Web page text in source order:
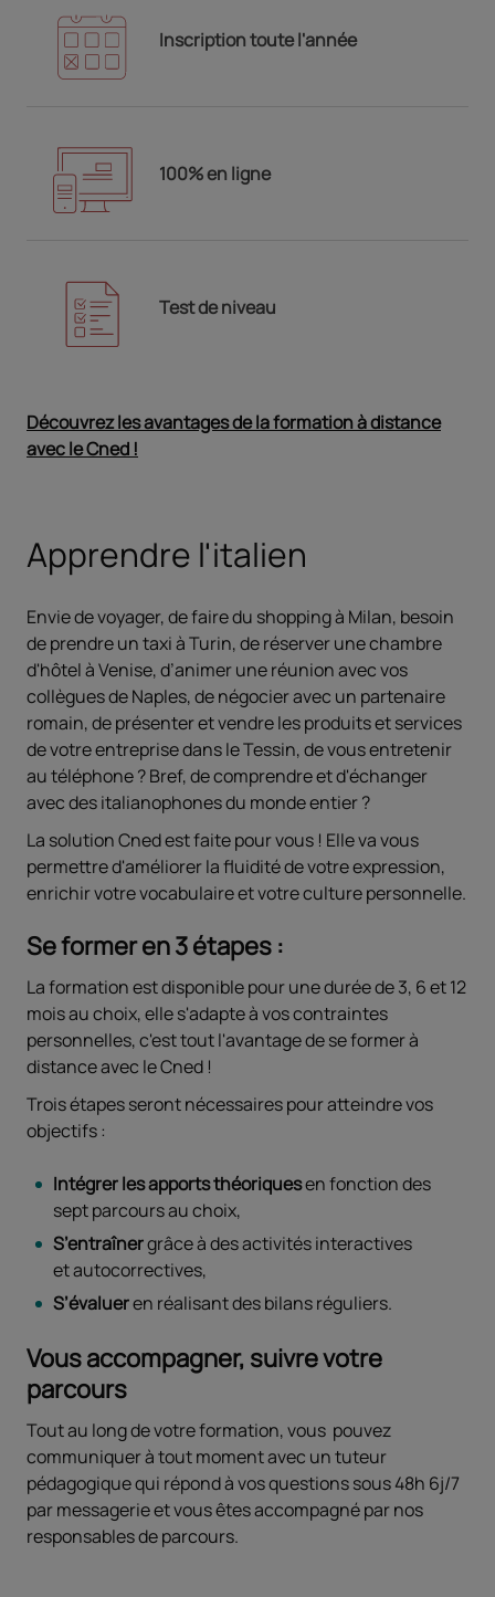
Inscription toute l'année
100% en ligne
Test de niveau
Découvrez les avantages de la formation à distance
avec le Cned !
Apprendre l'italien
Envie de voyager, de faire du shopping à Milan, besoin
de prendre un taxi à Turin, de réserver une chambre
d'hôtel à Venise, d’animer une réunion avec vos
collègues de Naples, de négocier avec un partenaire
romain, de présenter et vendre les produits et services
de votre entreprise dans le Tessin, de vous entretenir
au téléphone ? Bref, de comprendre et d'échanger
avec des italianophones du monde entier ?
La solution Cned est faite pour vous ! Elle va vous
permettre d'améliorer la fluidité de votre expression,
enrichir votre vocabulaire et votre culture personnelle.
Se former en 3 étapes :
La formation est disponible pour une durée de 3, 6 et 12
mois au choix, elle s'adapte à vos contraintes
personnelles, c'est tout l'avantage de se former à
distance avec le Cned !
Trois étapes seront nécessaires pour atteindre vos
objectifs :
Intégrer les apports théoriquesen fonction des
sept parcours au choix,
S’entraînergrâce à des activités interactives
et autocorrectives,
S’évalueren réalisant des bilans réguliers.
Vous accompagner, suivre votre
parcours
Tout au long de votre formation, vous pouvez
communiquer à tout moment avec un tuteur
pédagogique qui répond à vos questions sous 48h 6j/7
par messagerie et vous êtes accompagné par nos
responsables de parcours.